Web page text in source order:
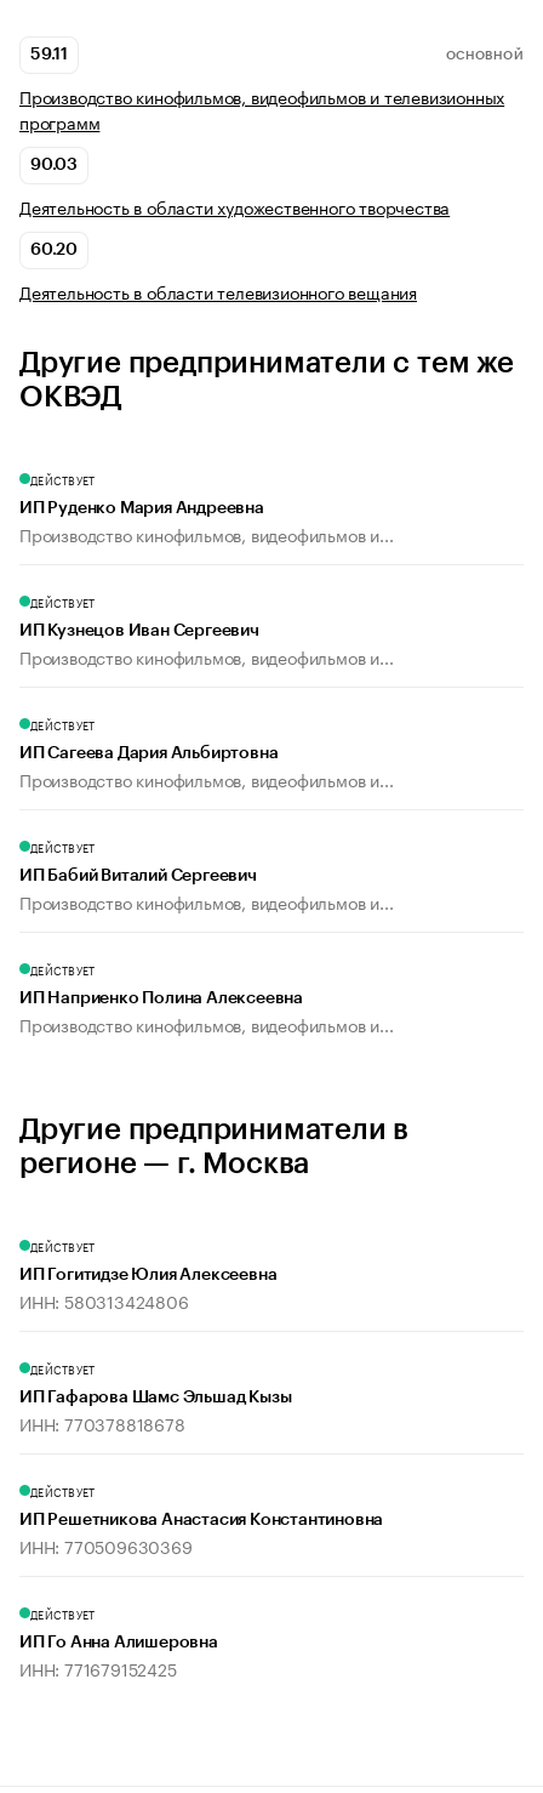
59.11 ОСНОВНОЙ
Производство кинофильмов, видеофильмов и телевизионных
программ
90.03
Деятельность в области художественного творчества
60.20
Деятельность в области телевизионного вещания
Другие предприниматели с тем же
ОКВЭД
ДЕЙСТВУЕТ
ИП Руденко Мария Андреевна
Производство кинофильмов, видеофильмов и...
ДЕЙСТВУЕТ
ИП Кузнецов Иван Сергеевич
Производство кинофильмов, видеофильмов и...
ДЕЙСТВУЕТ
ИП Сагеева Дария Альбиртовна
Производство кинофильмов, видеофильмов и...
ДЕЙСТВУЕТ
ИП Бабий Виталий Сергеевич
Производство кинофильмов, видеофильмов и...
ДЕЙСТВУЕТ
ИП Наприенко Полина Алексеевна
Производство кинофильмов, видеофильмов и...
Другие предприниматели в
регионе — г. Москва
ДЕЙСТВУЕТ
ИП Гогитидзе Юлия Алексеевна
ИНН: 580313424806
ДЕЙСТВУЕТ
ИП Гафарова Шамс Эльшад Кызы
ИНН: 770378818678
ДЕЙСТВУЕТ
ИП Решетникова Анастасия Константиновна
ИНН: 770509630369
ДЕЙСТВУЕТ
ИП Го Анна Алишеровна
ИНН: 771679152425